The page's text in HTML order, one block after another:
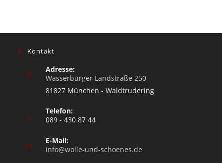
Kontakt
Adresse:
Wasserburger Landstraße 250
81827 München - Waldtrudering
Telefon:
089 - 430 87 44
E-Mail:
info@wolle-und-schoenes.de